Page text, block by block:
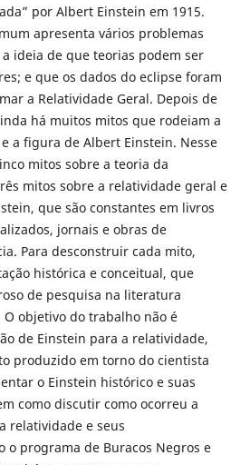
por Albert Einstein em 1915.
apresenta vários problemas
ideia de que teorias podem ser
e que os dados do eclipse foram
a Relatividade Geral. Depois de
há muitos mitos que rodeiam a
a figura de Albert Einstein. Nesse
mitos sobre a teoria da
mitos sobre a relatividade geral e
que são constantes em livros
jornais e obras de
Para desconstruir cada mito,
histórica e conceitual, que
de pesquisa na literatura
objetivo do trabalho não é
de Einstein para a relatividade,
produzido em torno do cientista
o Einstein histórico e suas
como discutir como ocorreu a
relatividade e seus
o programa de Buracos Negros e